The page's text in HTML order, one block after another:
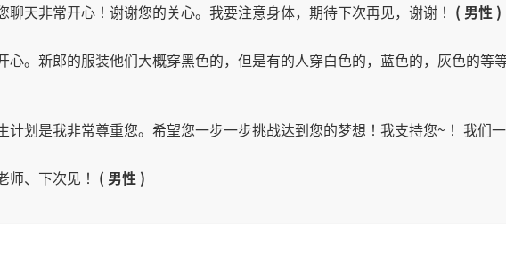
天非常开心！谢谢您的关心。我要注意身体，期待下次再见，谢谢！ ( 男性 )
心。新郎的服装他们大概穿黑色的，但是有的人穿白色的，蓝色的，灰色的等
划是我非常尊重您。希望您一步一步挑战达到您的梦想！我支持您~！ 我们
、下次见！ ( 男性 )